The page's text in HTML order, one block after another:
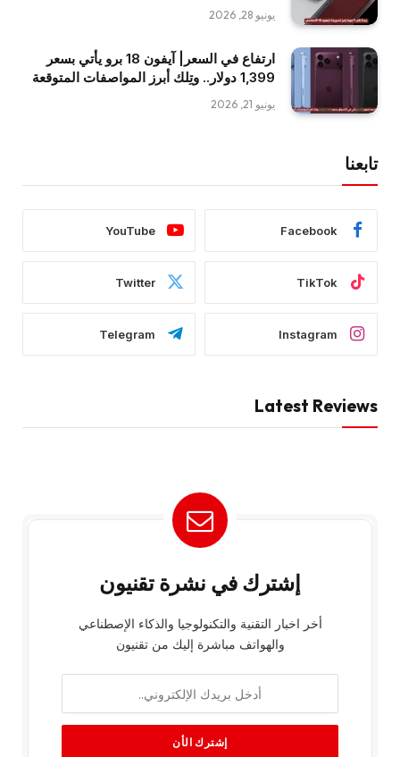
يونيو 28, 2026
ارتفاع في السعر| آيفون 18 برو يأتي بسعر
1,399 دولار.. وتِلك أبرز المواصفات المتوقعة
يونيو 21, 2026
تابعنا
Facebook
YouTube
TikTok
Twitter
Instagram
Telegram
Latest Reviews
إشترك في نشرة تقنيون
أخر اخبار التقنية والتكنولوجيا والذكاء الإصطناعي
والهواتف مباشرة إليك من تقنيون